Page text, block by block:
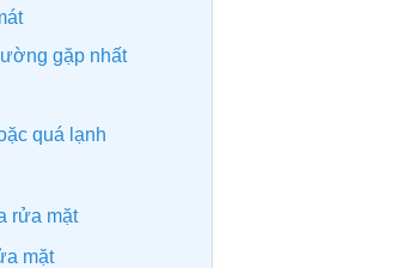
gặp nhất
quá lạnh
rửa mặt
mặt